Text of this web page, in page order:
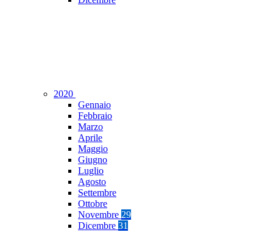
2020
Gennaio
Febbraio
Marzo
Aprile
Maggio
Giugno
Luglio
Agosto
Settembre
Ottobre
Novembre 29
Dicembre 31